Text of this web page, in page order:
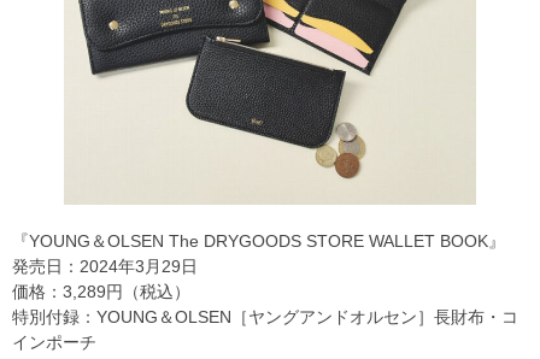
『YOUNG＆OLSEN The DRYGOODS STORE WALLET BOOK』
発売日：2024年3月29日
価格：3,289円（税込）
特別付録：YOUNG＆OLSEN［ヤングアンドオルセン］長財布・コ
インポーチ